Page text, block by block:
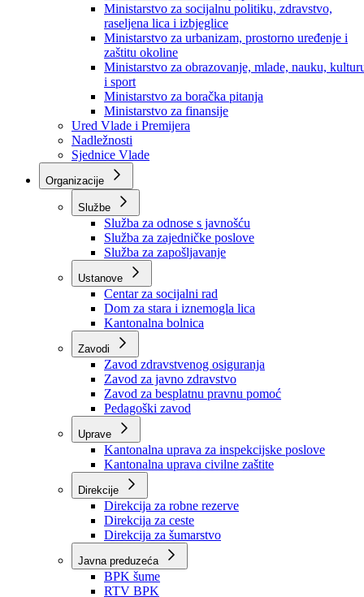
Ministarstvo za privredu
Ministarstvo za pravosuđe, upravu i radne odnose
Ministarstvo za unutrašnje poslove
Ministarstvo za socijalnu politiku, zdravstvo,
raseljena lica i izbjeglice
Ministarstvo za urbanizam, prostorno uređenje i
zaštitu okoline
Ministarstvo za obrazovanje, mlade, nauku,
i sport
Ministarstvo za boračka pitanja
Ministarstvo za finansije
Ured Vlade i Premijera
Nadležnosti
Sjednice Vlade
Organizacije
Službe
Služba za odnose s javnošću
Služba za zajedničke poslove
Služba za zapošljavanje
Ustanove
Centar za socijalni rad
Dom za stara i iznemogla lica
Kantonalna bolnica
Zavodi
Zavod zdravstvenog osiguranja
Zavod za javno zdravstvo
Zavod za besplatnu pravnu pomoć
Pedagoški zavod
Kantonalna uprava za inspekcijske poslove
Kantonalna uprava civilne zaštite
Direkcije
Direkcija za robne rezerve
Direkcija za ceste
Direkcija za šumarstvo